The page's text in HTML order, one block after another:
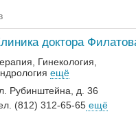
доктора
Гинекология
ещё
Рубинштейна, д. 36
(812) 312-65-65 ещё